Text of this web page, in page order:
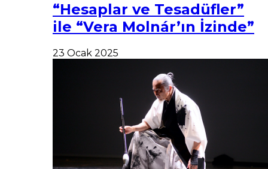
“Hesaplar ve Tesadüfler”
ile “Vera Molnár’ın İzinde”
23 Ocak 2025